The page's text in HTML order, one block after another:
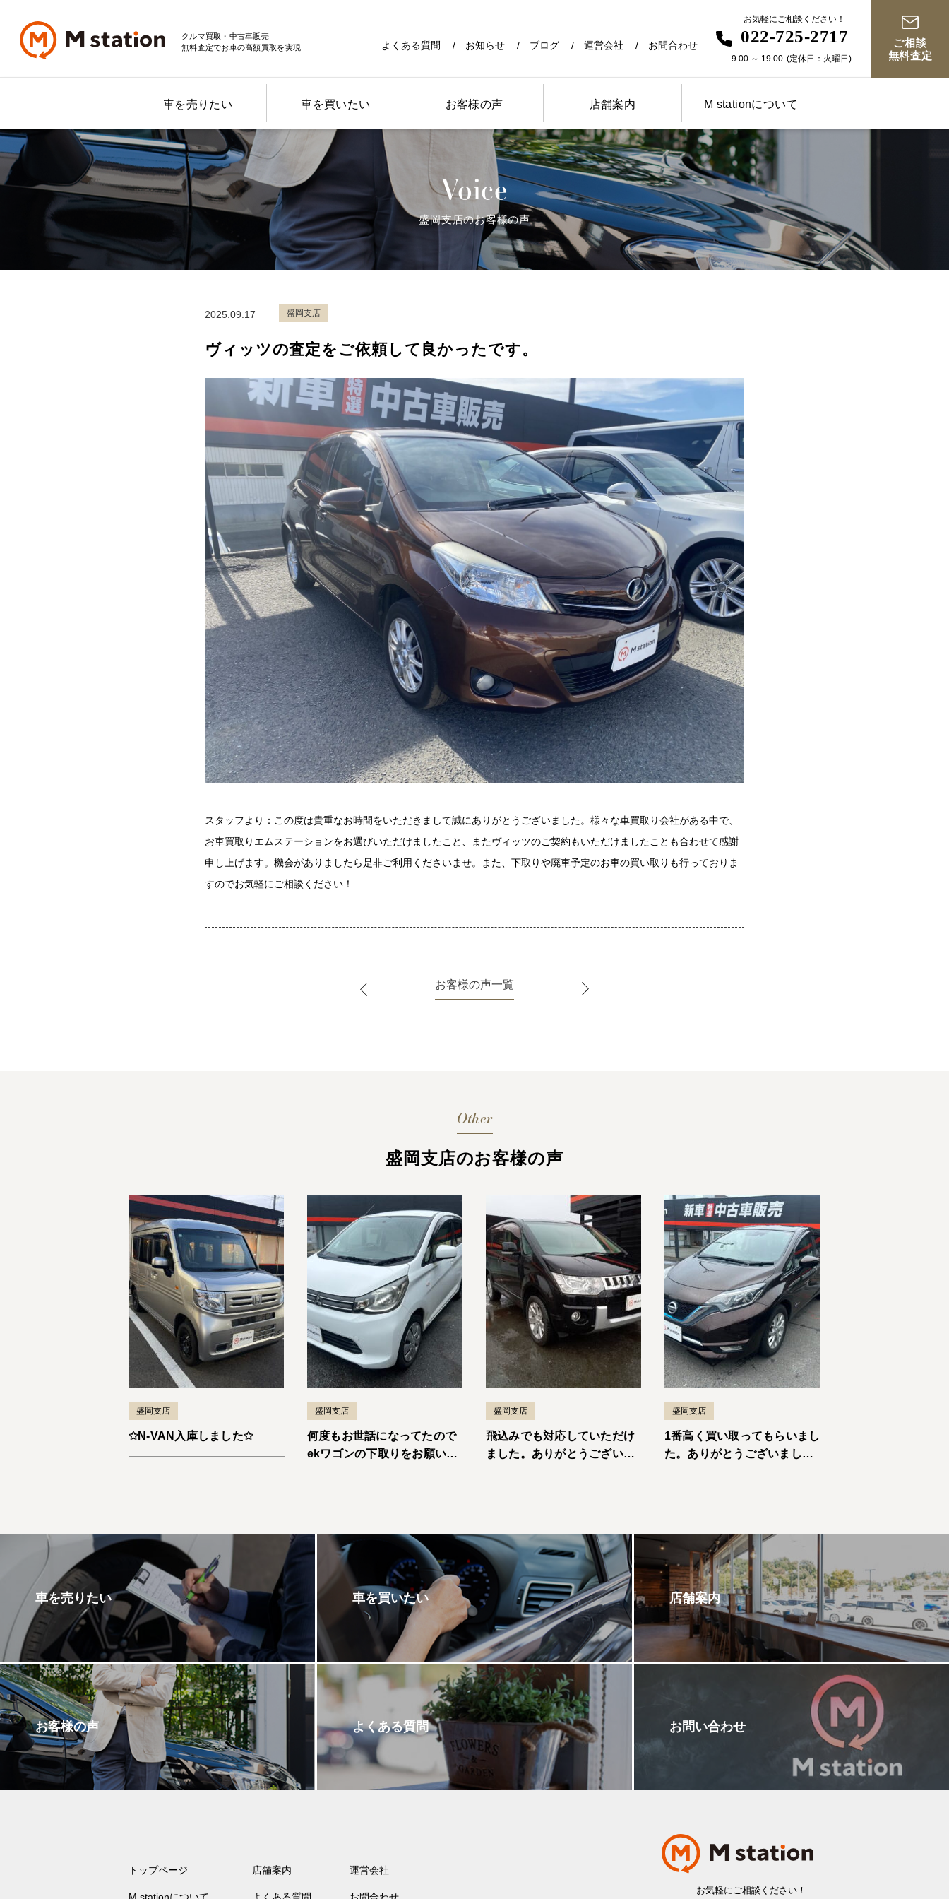
クルマ買取・中古車販売
無料査定でお車の高額買取を実現
よくある質問 お知らせ ブログ 運営会社 お問合わせ
お気軽にご相談ください！
022-725-2717
9:00 ～ 19:00 (定休日：火曜日)
ご相談
無料査定
車を売りたい 車を買いたい お客様の声 店舗案内 M stationについて
Voice
盛岡支店のお客様の声
2025.09.17 盛岡支店
ヴィッツの査定をご依頼して良かったです。
スタッフより：この度は貴重なお時間をいただきまして誠にありがとうございました。様々な車買取り会社がある中で、
お車買取りエムステーションをお選びいただけましたこと、またヴィッツのご契約もいただけましたことも合わせて感謝
申し上げます。機会がありましたら是非ご利用くださいませ。また、下取りや廃車予定のお車の買い取りも行っておりま
すのでお気軽にご相談ください！
お客様の声一覧
Other
盛岡支店のお客様の声
盛岡支店
✩N-VAN入庫しました✩
盛岡支店
何度もお世話になってたので
ekワゴンの下取りをお願いし
ました。納車までスムーズで
盛岡支店
飛込みでも対応していただけ
ました。ありがとうございま
した。デリカD:5
盛岡支店
1番高く買い取ってもらいまし
た。ありがとうございまし
た。ノートe-Power
車を売りたい 車を買いたい 店舗案内
お客様の声 よくある質問 お問い合わせ
トップページ 店舗案内 運営会社
お気軽にご相談ください！